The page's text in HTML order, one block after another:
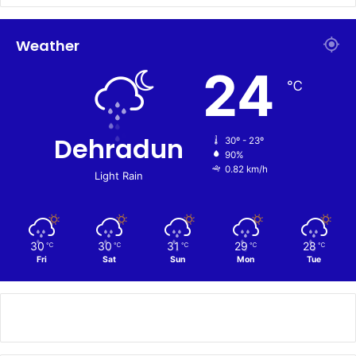
Weather
Dehradun
Light Rain
24 ℃
30º - 23º
90%
0.82 km/h
30 ℃
Fri
30 ℃
Sat
31 ℃
Sun
29 ℃
Mon
28 ℃
Tue